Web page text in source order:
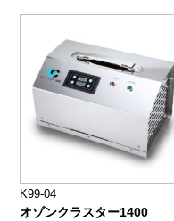
K99-04
オゾンクラスター1400